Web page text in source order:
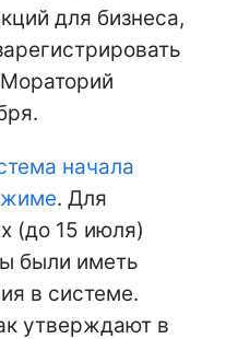
для бизнеса,
начала
. Для
(до 15 июля)
были иметь
в системе.
утверждают в